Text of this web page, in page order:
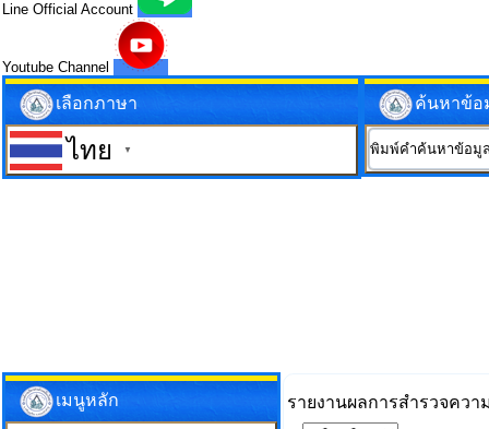
Line Official Account
Youtube Channel
เลือกภาษา
ไทย ▼
ค้นหาข้อ
เมนูหลัก รายงานผลการสำรวจคว